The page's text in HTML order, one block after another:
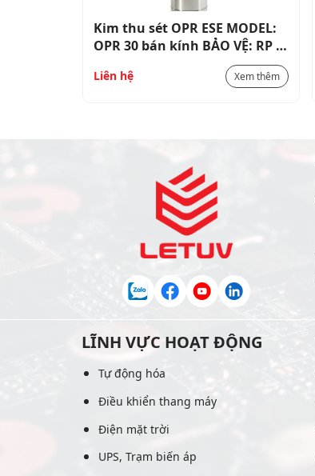
Kim thu sét OPR ESE MODEL:
OPR 30 bán kính BẢO VỆ: RP =
71 MÉT (cấp IV) bao gồm khớp
nối bằng đồng
Liên hệ Xem thêm
LĨNH VỰC HOẠT ĐỘNG
Tự động hóa
Điều khiển thang máy
Điện mặt trời
UPS, Trạm biến áp